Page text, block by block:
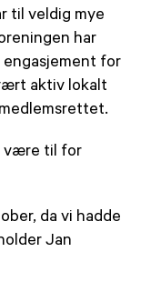
til veldig mye
har
for
aktiv lokalt
være til for
da vi hadde
Jan